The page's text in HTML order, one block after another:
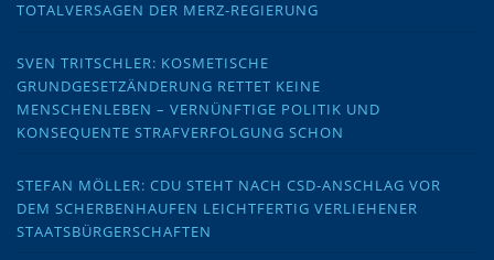
TOTALVERSAGEN DER MERZ-REGIERUNG
SVEN TRITSCHLER: KOSMETISCHE
GRUNDGESETZÄNDERUNG RETTET KEINE
MENSCHENLEBEN – VERNÜNFTIGE POLITIK UND
KONSEQUENTE STRAFVERFOLGUNG SCHON
STEFAN MÖLLER: CDU STEHT NACH CSD-ANSCHLAG VOR
DEM SCHERBENHAUFEN LEICHTFERTIG VERLIEHENER
STAATSBÜRGERSCHAFTEN